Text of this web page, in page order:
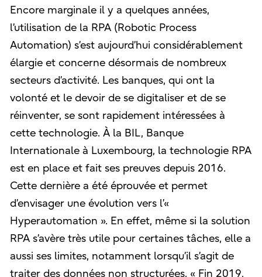
Encore marginale il y a quelques années,
l’utilisation de la RPA (Robotic Process
Automation) s’est aujourd’hui considérablement
élargie et concerne désormais de nombreux
secteurs d’activité. Les banques, qui ont la
volonté et le devoir de se digitaliser et de se
réinventer, se sont rapidement intéressées à
cette technologie. À la BIL, Banque
Internationale à Luxembourg, la technologie RPA
est en place et fait ses preuves depuis 2016.
Cette dernière a été éprouvée et permet
d’envisager une évolution vers l’«
Hyperautomation ». En effet, même si la solution
RPA s’avère très utile pour certaines tâches, elle a
aussi ses limites, notamment lorsqu’il s’agit de
traiter des données non structurées. « Fin 2019,